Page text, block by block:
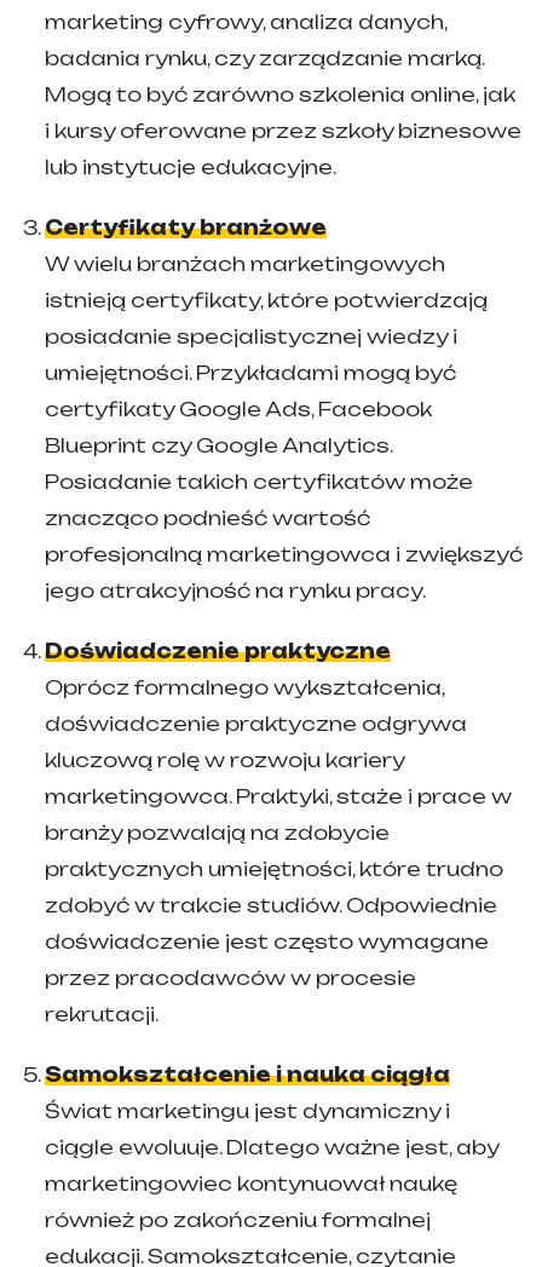
marketing cyfrowy, analiza danych,
badania rynku, czy zarządzanie marką.
Mogą to być zarówno szkolenia online, jak
i kursy oferowane przez szkoły biznesowe
lub instytucje edukacyjne.
Certyfikaty branżowe
W wielu branżach marketingowych
istnieją certyfikaty, które potwierdzają
posiadanie specjalistycznej wiedzy i
umiejętności. Przykładami mogą być
certyfikaty Google Ads, Facebook
Blueprint czy Google Analytics.
Posiadanie takich certyfikatów może
znacząco podnieść wartość
profesjonalną marketingowca i zwiększyć
jego atrakcyjność na rynku pracy.
Doświadczenie praktyczne
Oprócz formalnego wykształcenia,
doświadczenie praktyczne odgrywa
kluczową rolę w rozwoju kariery
marketingowca. Praktyki, staże i prace w
branży pozwalają na zdobycie
praktycznych umiejętności, które trudno
zdobyć w trakcie studiów. Odpowiednie
doświadczenie jest często wymagane
przez pracodawców w procesie
rekrutacji.
Samokształcenie i nauka ciągła
Świat marketingu jest dynamiczny i
ciągle ewoluuje. Dlatego ważne jest, aby
marketingowiec kontynuował naukę
również po zakończeniu formalnej
edukacji. Samokształcenie, czytanie